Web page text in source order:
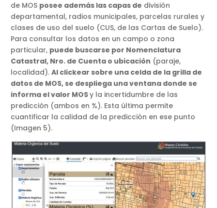
de MOS posee además las capas de división
departamental, radios municipales, parcelas rurales y
clases de uso del suelo (CUS, de las Cartas de Suelo).
Para consultar los datos en un campo o zona
particular, puede buscarse por Nomenclatura
Catastral, Nro. de Cuenta o ubicación (paraje,
localidad).Al clickear sobre una celda de la grilla de
datos de MOS, se despliega una ventana donde se
informa el valor MOSy la incertidumbre de las
predicción (ambos en %). Esta última permite
cuantificar la calidad de la predicción en ese punto
(Imagen 5).